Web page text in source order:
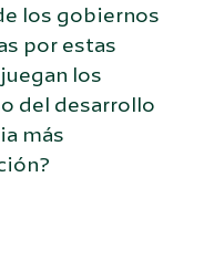
los gobiernos
por estas
los
del desarrollo
más